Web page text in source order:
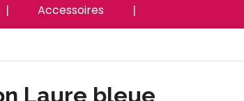
❘ Accessoires ❘
Laure bleue